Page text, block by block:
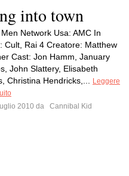
into town
Network Usa: AMC In
Cult, Rai 4 Creatore: Matthew
Cast: Jon Hamm, January
John Slattery, Elisabeth
Christina Hendricks,...
Leggere
2010 da
Cannibal Kid